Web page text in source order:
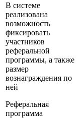
В системе
реализована
возможность
фиксировать
участников
реферальной
программы, а также
размер
вознаграждения по
ней
Реферальная
программа